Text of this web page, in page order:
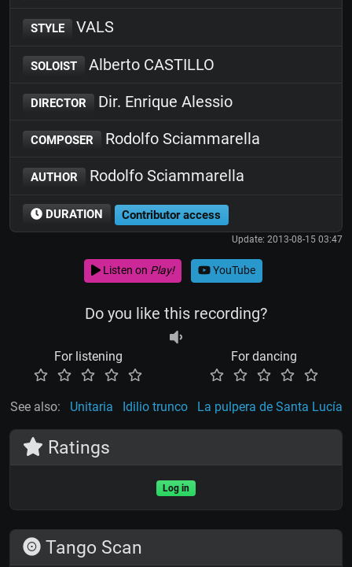
STYLE VALS
SOLOIST Alberto CASTILLO
DIRECTOR Dir. Enrique Alessio
COMPOSER Rodolfo Sciammarella
AUTHOR Rodolfo Sciammarella
DURATION Contributor access
Update: 2013-08-15 03:47
Listen on Play! YouTube
Do you like this recording?
For listening For dancing
See also: Unitaria Idilio trunco La pulpera de Santa Lucía
Ratings
Log in
Tango Scan